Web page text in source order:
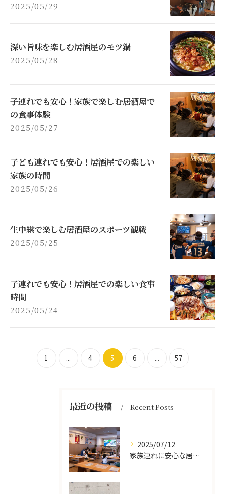
2025/05/29
深い旨味を楽しむ居酒屋のモツ鍋
2025/05/28
子連れでも安心！家族で楽しむ居酒屋で
の食事体験
2025/05/27
子ども連れでも安心！居酒屋での楽しい
家族の時間
2025/05/26
生中継で楽しむ居酒屋のスポーツ観戦
2025/05/25
子連れでも安心！居酒屋での楽しい食事
時間
2025/05/24
1 ... 4 5 6 ... 57
最近の投稿 Recent Posts
2025/07/12
家族連れに安心な居酒屋体験